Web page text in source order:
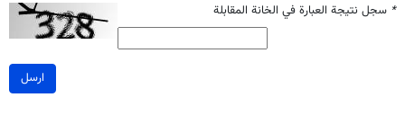
* سجل نتيجة العبارة في الخانة المقابلة
ارسل